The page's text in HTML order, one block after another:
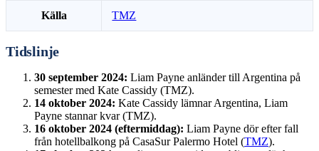
Källa TMZ
Tidslinje
30 september 2024: Liam Payne anländer till Argentina på
semester med Kate Cassidy (TMZ).
14 oktober 2024: Kate Cassidy lämnar Argentina, Liam
Payne stannar kvar (TMZ).
16 oktober 2024 (eftermiddag): Liam Payne dör efter fall
från hotellbalkong på CasaSur Palermo Hotel (TMZ).